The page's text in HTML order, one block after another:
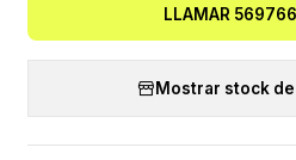
LLAMAR
Mostrar stock